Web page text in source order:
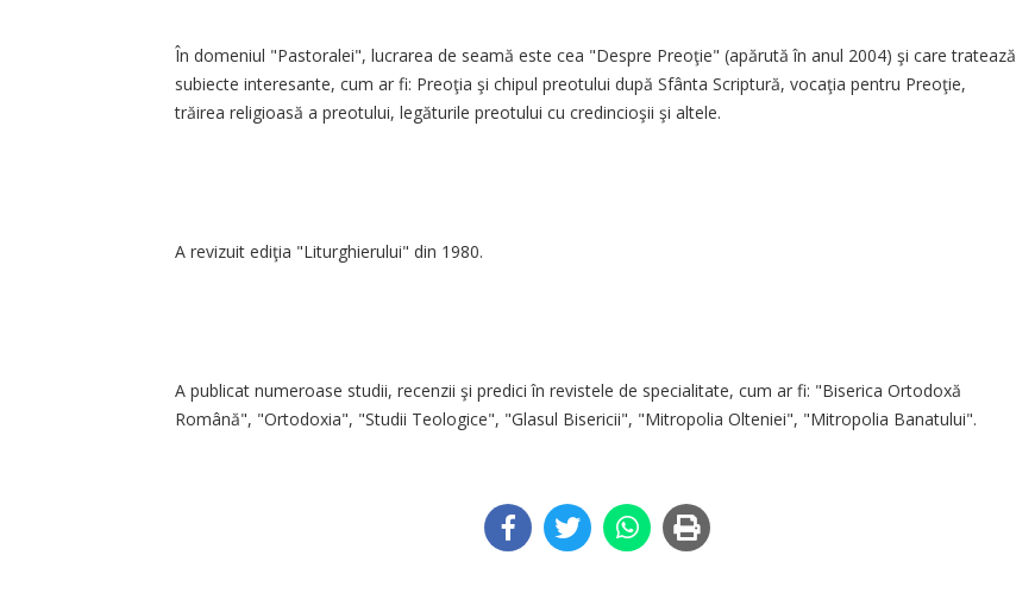
În domeniul "Pastoralei", lucrarea de seamă este cea "Despre Preoţie" (apărută în anul 2004) şi care tratează
subiecte interesante, cum ar fi: Preoţia şi chipul preotului după Sfânta Scriptură, vocaţia pentru Preoţie,
trăirea religioasă a preotului, legăturile preotului cu credincioşii şi altele.
A revizuit ediţia "Liturghierului" din 1980.
A publicat numeroase studii, recenzii şi predici în revistele de specialitate, cum ar fi: "Biserica Ortodoxă
Română", "Ortodoxia", "Studii Teologice", "Glasul Bisericii", "Mitropolia Olteniei", "Mitropolia Banatului".